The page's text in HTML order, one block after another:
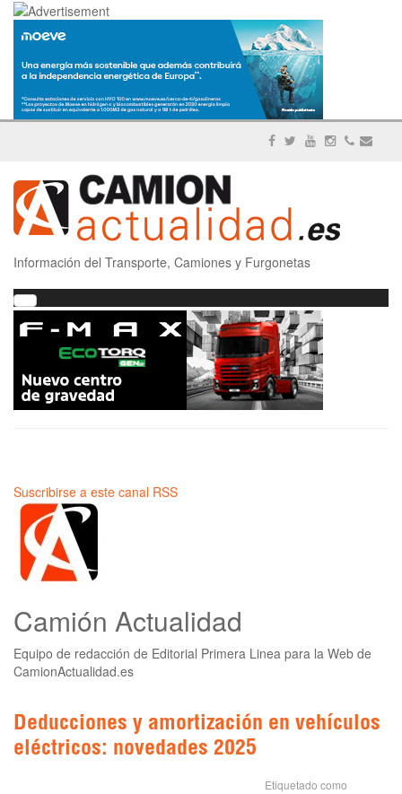
Información del Transporte, Camiones y Furgonetas
Suscribirse a este canal RSS
Camión Actualidad
Equipo de redacción de Editorial Primera Linea para la Web de
CamionActualidad.es
Deducciones y amortización en vehículos
eléctricos: novedades 2025
Etiquetado como